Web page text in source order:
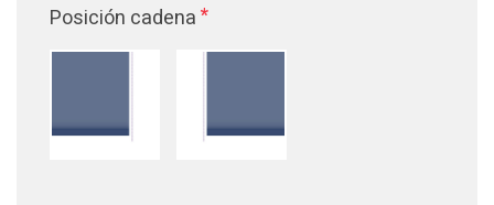
Posición cadena *